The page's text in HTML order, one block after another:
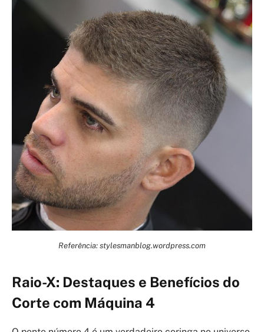
Referência: stylesmanblog.wordpress.com
Raio-X: Destaques e Benefícios do
Corte com Máquina 4